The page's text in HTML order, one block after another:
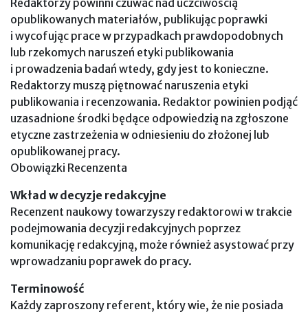
Redaktorzy powinni czuwać nad uczciwością
opublikowanych materiałów, publikując poprawki
i wycofując prace w przypadkach prawdopodobnych
lub rzekomych naruszeń etyki publikowania
i prowadzenia badań wtedy, gdy jest to konieczne.
Redaktorzy muszą piętnować naruszenia etyki
publikowania i recenzowania. Redaktor powinien podjąć
uzasadnione środki będące odpowiedzią na zgłoszone
etyczne zastrzeżenia w odniesieniu do złożonej lub
opublikowanej pracy.
Obowiązki Recenzenta
Wkład w decyzje redakcyjne
Recenzent naukowy towarzyszy redaktorowi w trakcie
podejmowania decyzji redakcyjnych poprzez
komunikację redakcyjną, może również asystować przy
wprowadzaniu poprawek do pracy.
Terminowość
Każdy zaproszony referent, który wie, że nie posiada